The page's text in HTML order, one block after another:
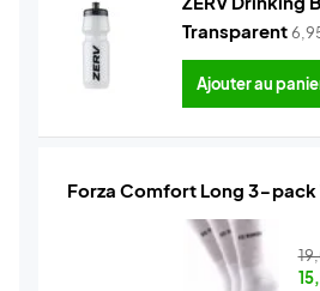
Transparent
Ajouter au
Forza Comfort Long 3-pack